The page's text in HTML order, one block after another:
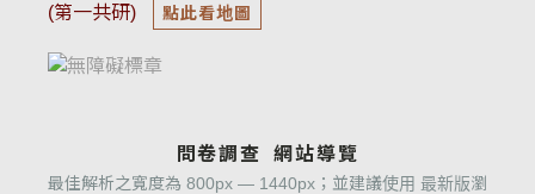
(第一共研)
點此看地圖
問卷調查 網站導覽
最佳解析之寬度為 800px — 1440px；並建議使用 最新版瀏